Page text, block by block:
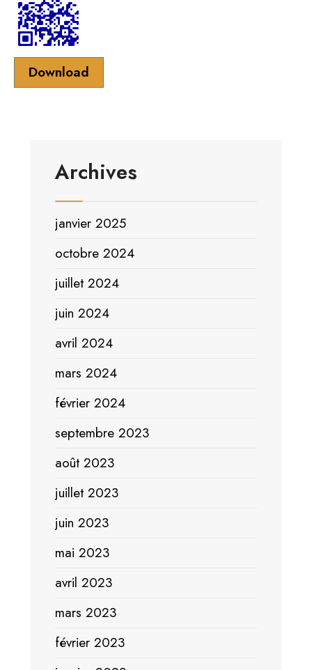
Download
Archives
janvier 2025
octobre 2024
juillet 2024
juin 2024
avril 2024
mars 2024
février 2024
septembre 2023
août 2023
juillet 2023
juin 2023
mai 2023
avril 2023
mars 2023
février 2023